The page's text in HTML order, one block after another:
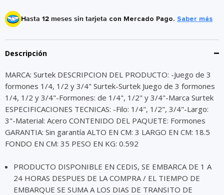
Hasta 12 meses sin tarjeta con Mercado Pago. Saber más
Descripción
MARCA: Surtek DESCRIPCION DEL PRODUCTO: -Juego de 3
formones 1/4, 1/2 y 3/4" Surtek-Surtek Juego de 3 formones
1/4, 1/2 y 3/4"-Formones: de 1/4", 1/2" y 3/4"-Marca Surtek
ESPECIFICACIONES TECNICAS: -Filo: 1/4", 1/2", 3/4"-Largo:
3"-Material: Acero CONTENIDO DEL PAQUETE: Formones
GARANTIA: Sin garantía ALTO EN CM: 3 LARGO EN CM: 18.5
FONDO EN CM: 35 PESO EN KG: 0.592
PRODUCTO DISPONIBLE EN CEDIS, SE EMBARCA DE 1 A
24 HORAS DESPUES DE LA COMPRA / EL TIEMPO DE
EMBARQUE SE SUMA A LOS DIAS DE TRANSITO DE